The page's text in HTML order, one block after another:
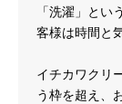
「洗濯」と
客様は時間と
イチカワクリ
う枠を超え、